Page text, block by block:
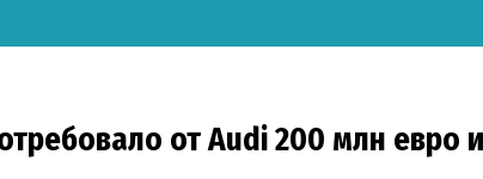
от Audi 200 млн евро